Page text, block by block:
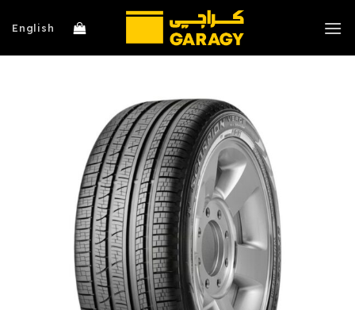
للمحتوى
English